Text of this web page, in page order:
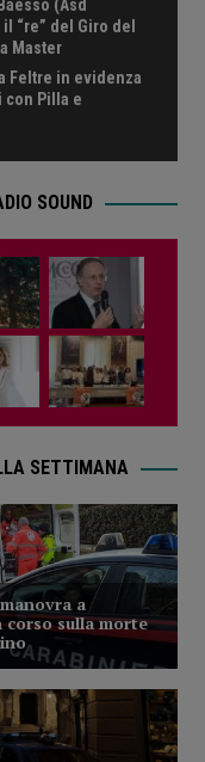
(Asd
“re” del Giro del
Master
Feltre in evidenza
con Pilla e
SOUND
SETTIMANA